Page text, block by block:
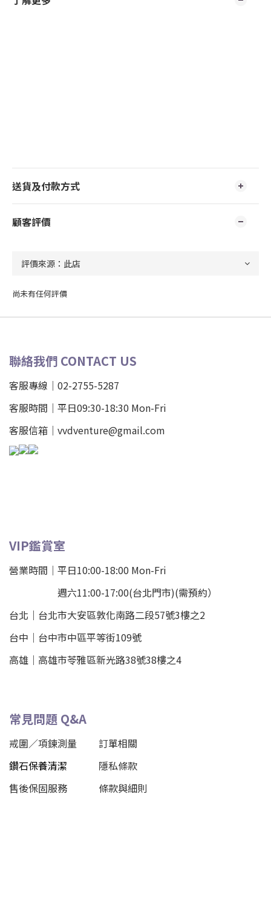
送貨及付款方式
顧客評價
尚未有任何評價
聯絡我們 CONTACT US
客服專線｜02-2755-5287
客服時間｜平日09:30-18:30 Mon-Fri
客服信箱｜vvdventure@gmail.com
VIP鑑賞室
營業時間｜平日10:00-18:00 Mon-Fri
週六11:00-17:00(台北門市)(需預約）
台北 ｜ 台北市大安區敦化南路二段57號3樓之2
台中｜ 台中市中區平等街109號
高雄｜ 高雄市苓雅區新光路38號38樓之4
常見問題 Q&A
戒圍／項鍊測量
訂單相關
鑽石保養清潔
隱私條款
售後保固服務
條款與細則